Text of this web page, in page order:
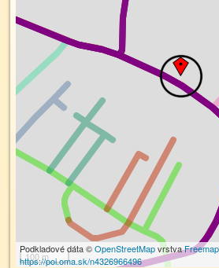
100 m
Podkladové dáta ©OpenStreetMapvrstva
https://poi.oma.sk/n4326966496